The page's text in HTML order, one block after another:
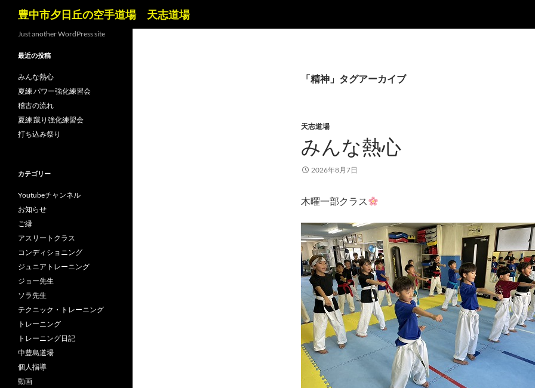
豊中市夕日丘の空手道場 天志道場
「精神」タグアーカイブ
天志道場
みんな熱心
2026年8月7日
木曜一部クラス
Just another WordPress site
最近の投稿
みんな熱心
夏練 パワー強化練習会
稽古の流れ
夏練 蹴り強化練習会
打ち込み祭り
カテゴリー
Youtubeチャンネル
お知らせ
ご縁
アスリートクラス
コンディショニング
ジュニアトレーニング
ジョー先生
ソラ先生
テクニック・トレーニング
トレーニング
トレーニング日記
中豊島道場
個人指導
動画